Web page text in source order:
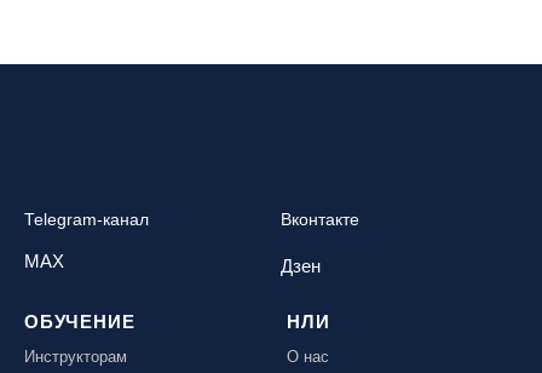
Telegram-канал Вконтакте
MAX Дзен
ОБУЧЕНИЕ
Инструкторам
НЛИ
О нас